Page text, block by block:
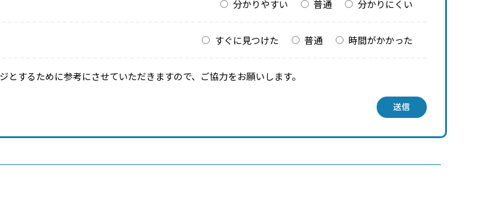
分かりやすい 普通 分かりにくい
すぐに見つけた 普通 時間がかかった
するために参考にさせていただきますので、ご協力をお願いします。
送信